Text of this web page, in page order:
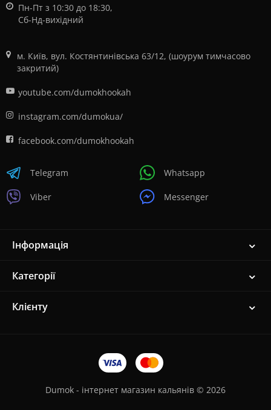
Пн-Пт з 10:30 до 18:30,
Сб-Нд-вихідний
м. Київ, вул. Костянтинівська 63/12, (шоурум тимчасово
закритий)
youtube.com/dumokhookah
instagram.com/dumokua/
facebook.com/dumokhookah
Telegram
Viber
Whatsapp
Messenger
Інформація
Категорії
Клієнту
Dumok - інтернет магазин кальянів © 2026